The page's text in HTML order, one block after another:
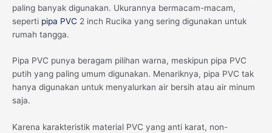
paling banyak digunakan. Ukurannya bermacam-macam,
seperti pipa PVC 2 inch Rucika yang sering digunakan untuk
rumah tangga.
Pipa PVC punya beragam pilihan warna, meskipun pipa PVC
putih yang paling umum digunakan. Menariknya, pipa PVC tak
hanya digunakan untuk menyalurkan air bersih atau air minum
saja.
Karena karakteristik material PVC yang anti karat, non-